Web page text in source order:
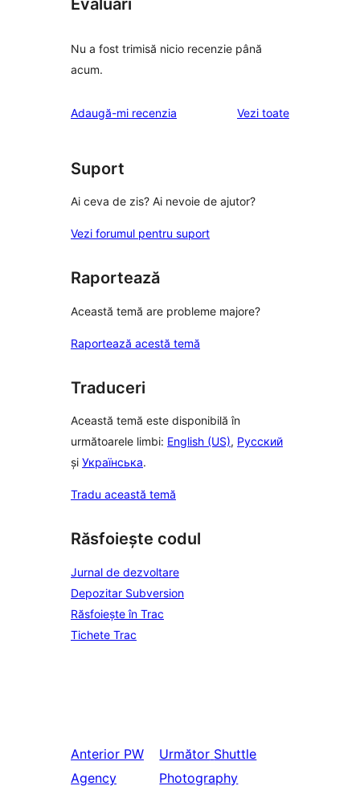
Evaluări
Nu a fost trimisă nicio recenzie până
acum.
Adaugă-mi recenzia Vezi toaterecenziile
Suport
Ai ceva de zis? Ai nevoie de ajutor?
Vezi forumul pentru suport
Raportează
Această temă are probleme majore?
Raportează acestă temă
Traduceri
Această temă este disponibilă în
următoarele limbi: English (US), Русский
și Українська.
Tradu această temă
Răsfoiește codul
Jurnal de dezvoltare
Depozitar Subversion
Răsfoiește în Trac
Tichete Trac
Anterior PW
Agency
Următor Shuttle
Photography